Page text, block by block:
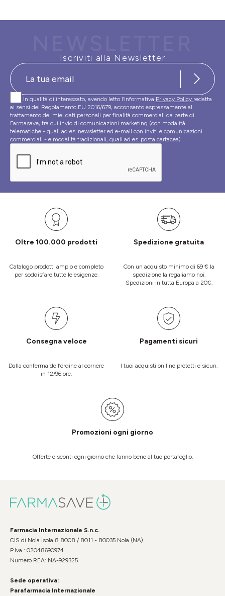
Iscriviti alla Newsletter
In qualità di interessato, avendo letto l’informativa Privacy Policy redatta
ai sensi del Regolamento EU 2016/679, acconsento espressamente al
trattamento dei miei dati personali per finalità commerciali da parte di
Farmasave, tra cui invio di comunicazioni marketing (con modalità
telematiche - quali ad es. newsletter ed e-mail con inviti e comunicazioni
commerciali - e modalità tradizionali, quali ad es. posta cartacea)
Oltre 100.000 prodotti
Catalogo prodotti ampio e completo
per soddisfare tutte le esigenze.
Spedizione gratuita
Con un acquisto minimo di 69 € la
spedizione la regaliamo noi.
Spedizioni in tutta Europa a 20€.
Consegna veloce
Dalla conferma dell’ordine al corriere
in 12/96 ore.
Pagamenti sicuri
I tuoi acquisti on line protetti e sicuri.
Promozioni ogni giorno
Offerte e sconti ogni giorno che fanno bene al tuo portafoglio.
Farmacia Internazionale S.n.c.
CIS di Nola Isola 8 8008 / 8011 - 80035 Nola (NA)
P.Iva : 02048690974
Numero REA: NA-929325
Sede operativa:
Parafarmacia Internazionale